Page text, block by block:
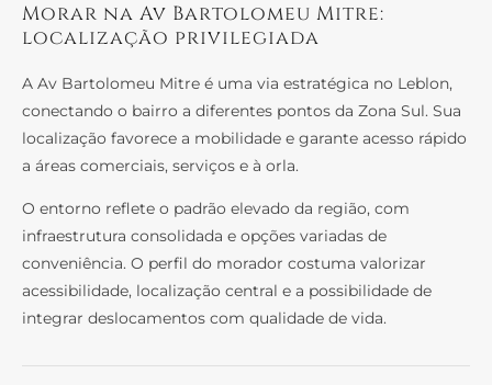
Morar na Av Bartolomeu Mitre:
localização privilegiada
A Av Bartolomeu Mitre é uma via estratégica no Leblon,
conectando o bairro a diferentes pontos da Zona Sul. Sua
localização favorece a mobilidade e garante acesso rápido
a áreas comerciais, serviços e à orla.
O entorno reflete o padrão elevado da região, com
infraestrutura consolidada e opções variadas de
conveniência. O perfil do morador costuma valorizar
acessibilidade, localização central e a possibilidade de
integrar deslocamentos com qualidade de vida.